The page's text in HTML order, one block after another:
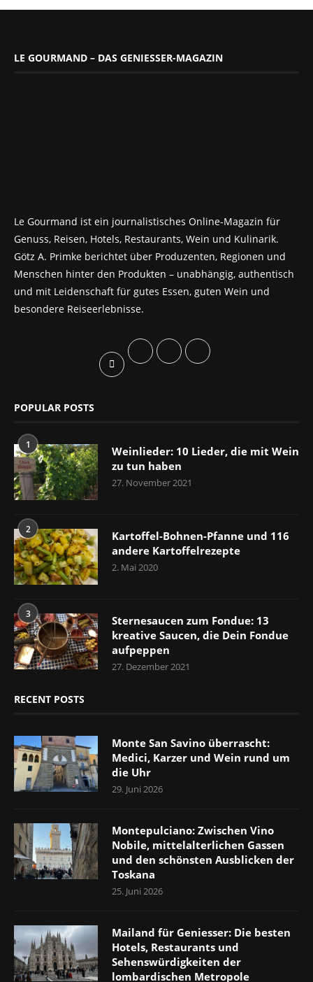
LE GOURMAND – DAS GENIESSER-MAGAZIN
Le Gourmand ist ein journalistisches Online-Magazin für
Genuss, Reisen, Hotels, Restaurants, Wein und Kulinarik.
Götz A. Primke berichtet über Produzenten, Regionen und
Menschen hinter den Produkten – unabhängig, authentisch
und mit Leidenschaft für gutes Essen, guten Wein und
besondere Reiseerlebnisse.
POPULAR POSTS
1
Weinlieder: 10 Lieder, die mit Wein
zu tun haben
27. November 2021
2
Kartoffel-Bohnen-Pfanne und 116
andere Kartoffelrezepte
2. Mai 2020
3
Sternesaucen zum Fondue: 13
kreative Saucen, die Dein Fondue
aufpeppen
27. Dezember 2021
RECENT POSTS
Monte San Savino überrascht:
Medici, Karzer und Wein rund um
die Uhr
29. Juni 2026
Montepulciano: Zwischen Vino
Nobile, mittelalterlichen Gassen
und den schönsten Ausblicken der
Toskana
25. Juni 2026
Mailand für Geniesser: Die besten
Hotels, Restaurants und
Sehenswürdigkeiten der
lombardischen Metropole